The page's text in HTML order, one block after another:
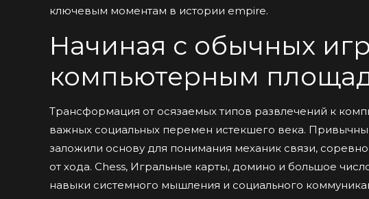
ключевым моментам в истории empire.
Начиная с обычных
компьютерным
Трансформация от осязаемых типов развлечений к
важных социальных перемен истекшего века.
заложили основу для понимания механик связи,
от хода. Chess, Игральные карты, домино и большое
навыки системного мышления и социального